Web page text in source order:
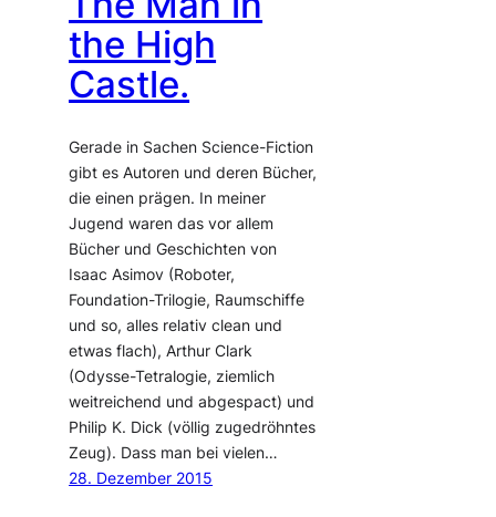
the High
Castle.
Gerade in Sachen Science-Fiction
gibt es Autoren und deren Bücher,
die einen prägen. In meiner
Jugend waren das vor allem
Bücher und Geschichten von
Isaac Asimov (Roboter,
Foundation-Trilogie, Raumschiffe
und so, alles relativ clean und
etwas flach), Arthur Clark
(Odysse-Tetralogie, ziemlich
weitreichend und abgespact) und
Philip K. Dick (völlig zugedröhntes
Zeug). Dass man bei vielen…
28. Dezember 2015